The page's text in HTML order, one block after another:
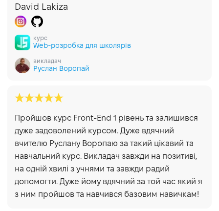
David Lakiza
курс
Web-розробка для школярів
викладач
Руслан Воропай
Пройшов курс Front-End 1 рівень та залишився
дуже задоволений курсом. Дуже вдячний
вчителю Руслану Воропаю за такий цікавий та
навчальний курс. Викладач завжди на позитиві,
на одній хвилі з учнями та завжди радий
допомогти. Дуже йому вдячний за той час який я
з ним пройшов та навчився базовим навичкам!